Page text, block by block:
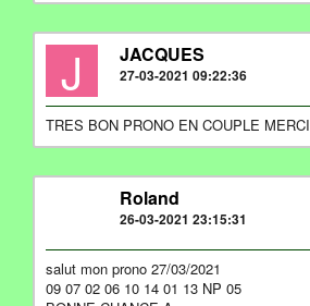
J JACQUES
27-03-2021 09:22:36
TRES BON PRONO EN COUPLE MERCI
Roland
26-03-2021 23:15:31
salut mon prono 27/03/2021
09 07 02 06 10 14 01 13 NP 05